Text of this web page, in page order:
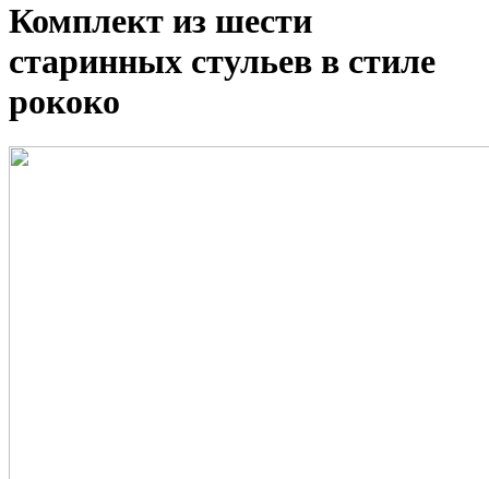
Комплект из шести
старинных стульев в стиле
рококо